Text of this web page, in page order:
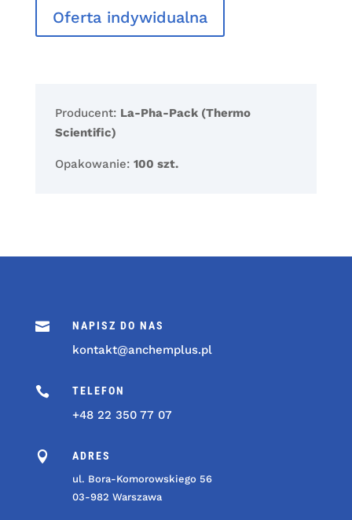
Oferta indywidualna
Producent: La-Pha-Pack (Thermo
Scientific)
Opakowanie: 100 szt.
 NAPISZ DO NAS
kontakt@anchemplus.pl
 TELEFON
+48 22 350 77 07
 ADRES
ul. Bora-Komorowskiego 56
03-982 Warszawa